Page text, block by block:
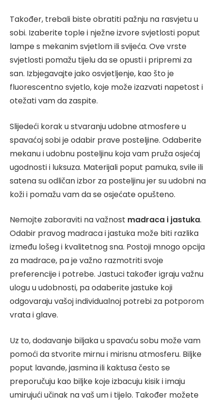
Također, trebali biste obratiti pažnju na rasvjetu u
sobi. Izaberite tople i nježne izvore svjetlosti poput
lampe s mekanim svjetlom ili svijeća. Ove vrste
svjetlosti pomažu tijelu da se opusti i pripremi za
san. Izbjegavajte jako osvjetljenje, kao što je
fluorescentno svjetlo, koje može izazvati napetost i
otežati vam da zaspite.
Slijedeći korak u stvaranju udobne atmosfere u
spavaćoj sobi je odabir prave posteljine. Odaberite
mekanu i udobnu posteljinu koja vam pruža osjećaj
ugodnosti i luksuza. Materijali poput pamuka, svile ili
satena su odličan izbor za posteljinu jer su udobni na
koži i pomažu vam da se osjećate opušteno.
Nemojte zaboraviti na važnost madraca i jastuka.
Odabir pravog madraca i jastuka može biti razlika
između lošeg i kvalitetnog sna. Postoji mnogo opcija
za madrace, pa je važno razmotriti svoje
preferencije i potrebe. Jastuci također igraju važnu
ulogu u udobnosti, pa odaberite jastuke koji
odgovaraju vašoj individualnoj potrebi za potporom
vrata i glave.
Uz to, dodavanje biljaka u spavaću sobu može vam
pomoći da stvorite mirnu i mirisnu atmosferu. Biljke
poput lavande, jasmina ili kaktusa često se
preporučuju kao biljke koje izbacuju kisik i imaju
umirujući učinak na vaš um i tijelo. Također možete